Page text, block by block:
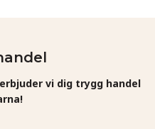
vi dig trygg handel